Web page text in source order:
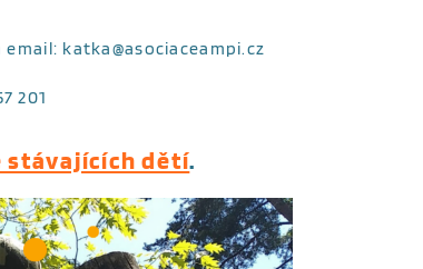
katka@asociaceampi.cz
201
stávajících dětí.